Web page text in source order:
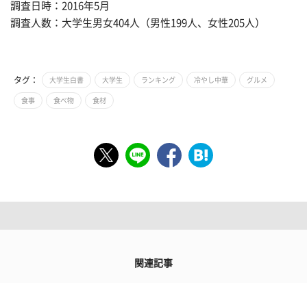
調査日時：2016年5月
調査人数：大学生男女404人（男性199人、女性205人）
タグ： 大学生白書 大学生 ランキング 冷やし中華 グルメ
食事 食べ物 食材
関連記事